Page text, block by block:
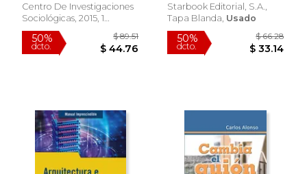
Centro De Investigaciones
Sociológicas, 2015, 1
Edición, Tapa Blanda,
Usado
Starbook Editorial, S.A.,
Tapa Blanda, Usado